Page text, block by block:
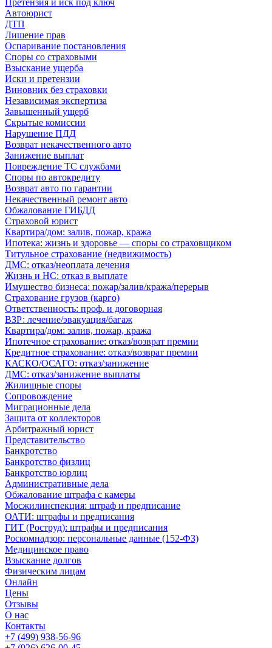
Претензия и иск под ключ
Автоюрист
ДТП
Лишение прав
Оспаривание постановления
Споры со страховыми
Взыскание ущерба
Иски и претензии
Виновник без страховки
Независимая экспертиза
Завышенный ущерб
Скрытые комиссии
Нарушение ПДД
Возврат некачественного авто
Занижение выплат
Повреждение ТС службами
Споры по автокредиту
Возврат авто по гарантии
Некачественный ремонт авто
Обжалование ГИБДД
Страховой юрист
Квартира/дом: залив, пожар, кража
Ипотека: жизнь и здоровье — споры со страховщиком
Титульное страхование (недвижимость)
ДМС: отказ/неоплата лечения
Жизнь и НС: отказ в выплате
Имущество бизнеса: пожар/залив/кража/перерыв
Страхование грузов (карго)
Ответственность: проф. и договорная
ВЗР: лечение/эвакуация/багаж
Квартира/дом: залив, пожар, кража
Ипотечное страхование: отказ/возврат премии
Кредитное страхование: отказ/возврат премии
КАСКО/ОСАГО: отказ/занижение
ДМС: отказ/занижение выплаты
Жилищные споры
Сопровождение
Миграционные дела
Защита от коллекторов
Арбитражный юрист
Представительство
Банкротство
Банкротство физлиц
Банкротство юрлиц
Административные дела
Обжалование штрафа с камеры
Мосжилинспекция: штраф и предписание
ОАТИ: штрафы и предписания
ГИТ (Роструд): штрафы и предписания
Роскомнадзор: персональные данные (152-ФЗ)
Медицинское право
Взыскание долгов
Физическим лицам
Онлайн
Цены
Отзывы
О нас
Контакты
+7 (499) 938-56-96